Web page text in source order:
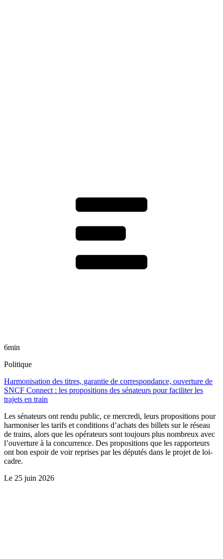
6min
Politique
Harmonisation des titres, garantie de correspondance, ouverture de
SNCF Connect : les propositions des sénateurs pour faciliter les
trajets en train
Les sénateurs ont rendu public, ce mercredi, leurs propositions pour
harmoniser les tarifs et conditions d’achats des billets sur le réseau
de trains, alors que les opérateurs sont toujours plus nombreux avec
l’ouverture à la concurrence. Des propositions que les rapporteurs
ont bon espoir de voir reprises par les députés dans le projet de loi-
cadre.
Le 25 juin 2026